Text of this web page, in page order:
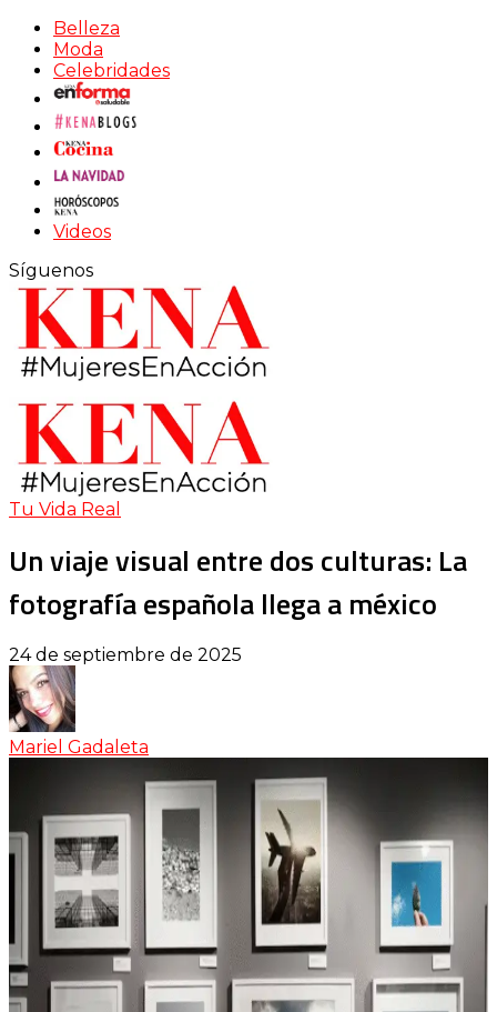
Belleza
Moda
Celebridades
Videos
Síguenos
Tu Vida Real
Un viaje visual entre dos culturas: La
fotografía española llega a méxico
24 de septiembre de 2025
Mariel Gadaleta